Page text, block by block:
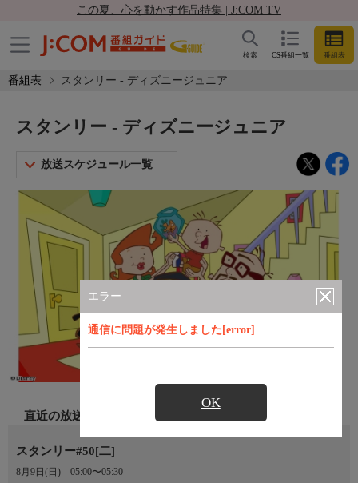
この夏、心を動かす作品特集 | J:COM TV
CS番組一覧 番組表
検索
番組表 スタンリー - ディズニージュニア
エラー
通信に問題が発生しました[error]
OK
スタンリー - ディズニージュニア
放送スケジュール一覧
直近の放送
スタンリー#50[二]
8月9日(日) 05:00〜05:30